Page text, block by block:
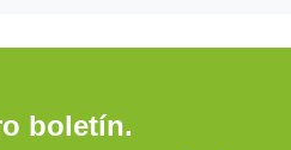
boletín.